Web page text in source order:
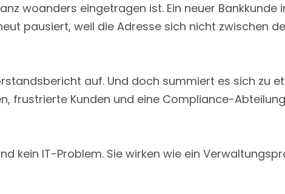
woanders eingetragen ist. Ein neuer
pausiert, weil die Adresse sich nicht zwischen
auf. Und doch summiert es sich zu
frustrierte Kunden und eine Compliance-
kein IT-Problem. Sie wirken wie ein